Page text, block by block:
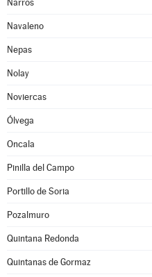
Narros
Navaleno
Nepas
Nolay
Noviercas
Ólvega
Oncala
Pinilla del Campo
Portillo de Soria
Pozalmuro
Quintana Redonda
Quintanas de Gormaz